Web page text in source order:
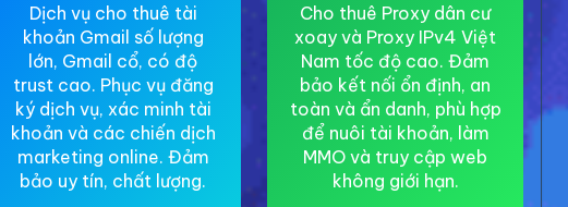
Dịch vụ cho thuê tài
khoản Gmail số lượng
lớn, Gmail cổ, có độ
trust cao. Phục vụ đăng
ký dịch vụ, xác minh tài
khoản và các chiến dịch
marketing online. Đảm
bảo uy tín, chất lượng.
Cho thuê Proxy dân cư
xoay và Proxy IPv4 Việt
Nam tốc độ cao. Đảm
bảo kết nối ổn định, an
toàn và ẩn danh, phù hợp
để nuôi tài khoản, làm
MMO và truy cập web
không giới hạn.